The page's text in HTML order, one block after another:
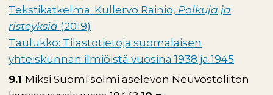
Tekstikatkelma: Kullervo Rainio, Polkuja ja
risteyksiä (2019)
Taulukko: Tilastotietoja suomalaisen
yhteiskunnan ilmiöistä vuosina 1938 ja 1945
9.1 Miksi Suomi solmi aselevon Neuvostoliiton